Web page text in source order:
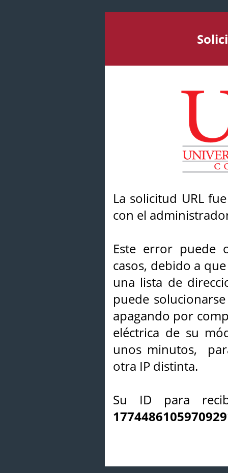
La solicitud URL
con el
Este error puede
casos, debido a
una lista de
puede
apagando por
eléctrica de su
unos minutos,
otra IP distinta.
Su ID para